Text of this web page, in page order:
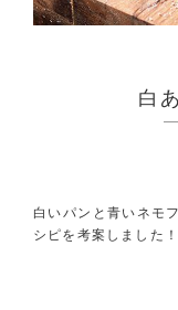
白
白いパンと青いネモ
シピを考案しました！